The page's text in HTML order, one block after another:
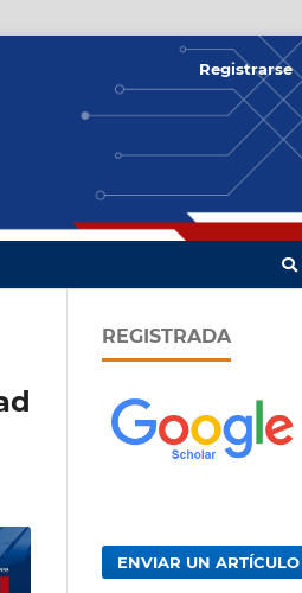
Registrarse
REGISTRADA
ENVIAR UN ARTÍCULO